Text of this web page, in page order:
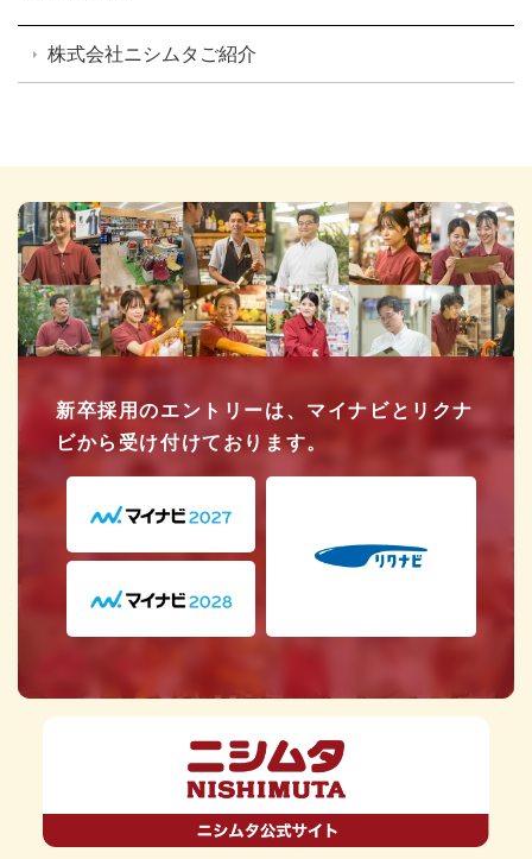
株式会社ニシムタご紹介
新卒採用のエントリーは、マイナビとリクナ
ビから受け付けております。